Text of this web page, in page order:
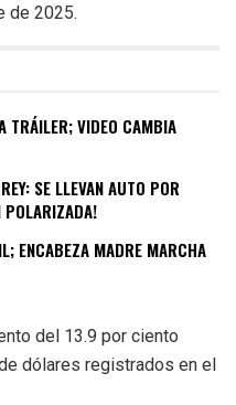
de 2025.
TRÁILER; VIDEO CAMBIA
SE LLEVAN AUTO POR
POLARIZADA!
ENCABEZA MADRE MARCHA
del 13.9 por ciento
dólares registrados en el